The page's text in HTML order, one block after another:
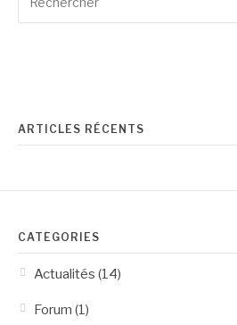
pour
ARTICLES RÉCENTS
CATÉGORIES
Actualités (14)
Forum (1)